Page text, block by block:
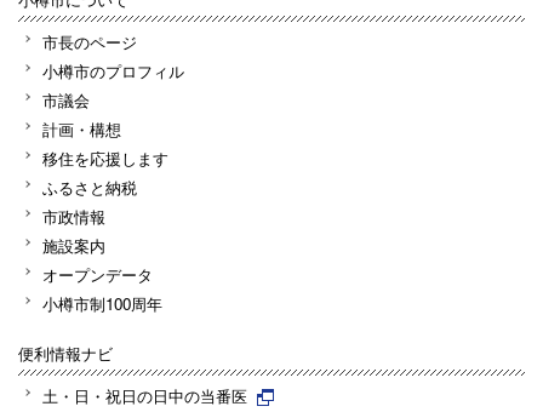
市長のページ
小樽市のプロフィル
市議会
計画・構想
移住を応援します
ふるさと納税
市政情報
施設案内
オープンデータ
小樽市制100周年
便利情報ナビ
土・日・祝日の日中の当番医